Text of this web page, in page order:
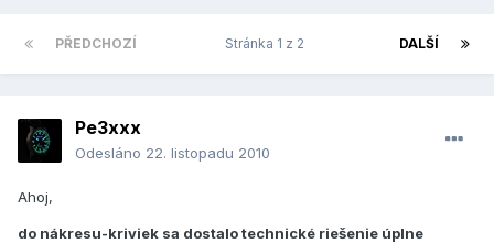
PŘEDCHOZÍ DALŠÍ
Stránka 1 z 2
Pe3xxx
Odesláno 22. listopadu 2010
Ahoj,
do nákresu-kriviek sa dostalo technické riešenie úplne